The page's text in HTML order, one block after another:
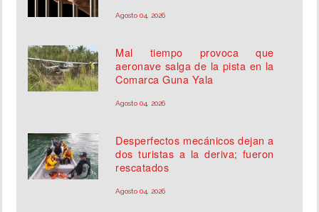
Agosto 04, 2026
Mal tiempo provoca que
aeronave salga de la pista en la
Comarca Guna Yala
Agosto 04, 2026
Desperfectos mecánicos dejan a
dos turistas a la deriva; fueron
rescatados
Agosto 04, 2026